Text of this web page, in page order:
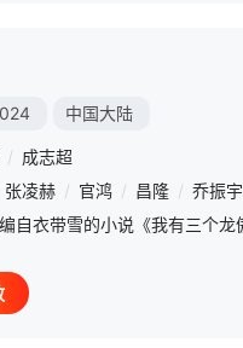
中国大陆
/ 成志超
张凌赫 / 官鸿 / 昌隆 / 乔振宇